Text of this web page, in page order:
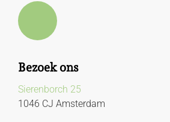
Bezoek ons
Sierenborch 25
1046 CJ Amsterdam